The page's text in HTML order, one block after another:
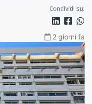
Condividi su:
2 giorni fa